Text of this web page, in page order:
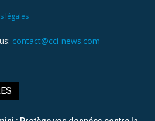
légales
contact@cci-news.com